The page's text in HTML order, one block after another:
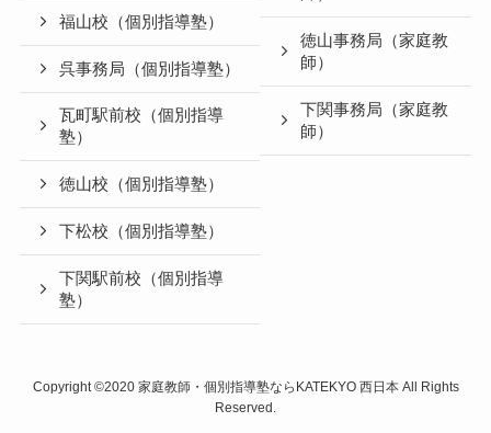
福山校（個別指導塾）
呉事務局（個別指導塾）
瓦町駅前校（個別指導
塾）
徳山校（個別指導塾）
下松校（個別指導塾）
下関駅前校（個別指導
塾）
徳山事務局（家庭教
師）
下関事務局（家庭教
師）
Copyright ©2020 家庭教師・個別指導塾ならKATEKYO 西日本 All Rights
Reserved.